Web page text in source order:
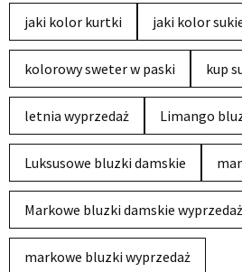
jaki kolor kurtki jaki kolor
kolorowy sweter w paski kup
letnia wyprzedaż Limango
Luksusowe bluzki damskie
Markowe bluzki damskie wyprzedaż
markowe bluzki wyprzedaż